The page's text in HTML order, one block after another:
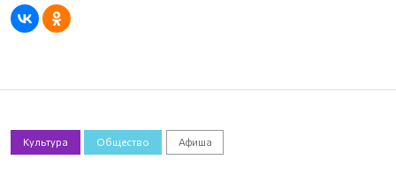
Культура Общество Афиша